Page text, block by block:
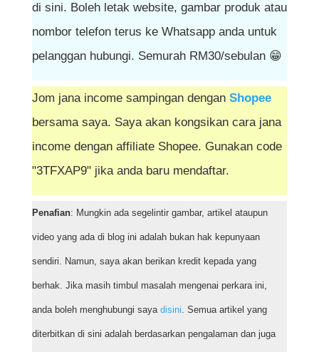
di sini. Boleh letak website, gambar produk atau
nombor telefon terus ke Whatsapp anda untuk
pelanggan hubungi. Semurah RM30/sebulan 😁
Jom jana income sampingan dengan Shopee
bersama saya. Saya akan kongsikan cara jana
income dengan affiliate Shopee. Gunakan code
"3TFXAP9" jika anda baru mendaftar.
Penafian: Mungkin ada segelintir gambar, artikel ataupun
video yang ada di blog ini adalah bukan hak kepunyaan
sendiri. Namun, saya akan berikan kredit kepada yang
berhak. Jika masih timbul masalah mengenai perkara ini,
anda boleh menghubungi saya disini. Semua artikel yang
diterbitkan di sini adalah berdasarkan pengalaman dan juga